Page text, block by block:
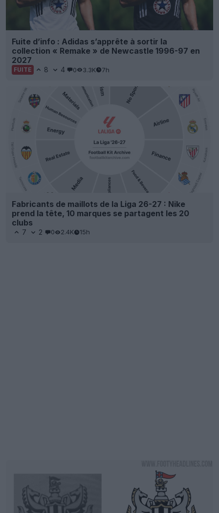
Fuite d’info : Adidas s’apprête à sortir la
collection « Remake » de Newcastle 1996-97 en
2027
FUITE 8 4 0 3.3K 7h
Fabricants de maillots de la Liga 26-27 : Nike
prend la tête, 10 marques se partagent les 20
clubs
7 2 0 2.4K 15h